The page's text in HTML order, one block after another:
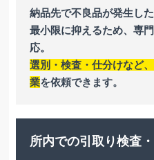
納品先で不良品が発生し
最小限に抑えるため、専
応。
選別・検査・仕分けなど
業を依頼できます。
所内での引取り検査